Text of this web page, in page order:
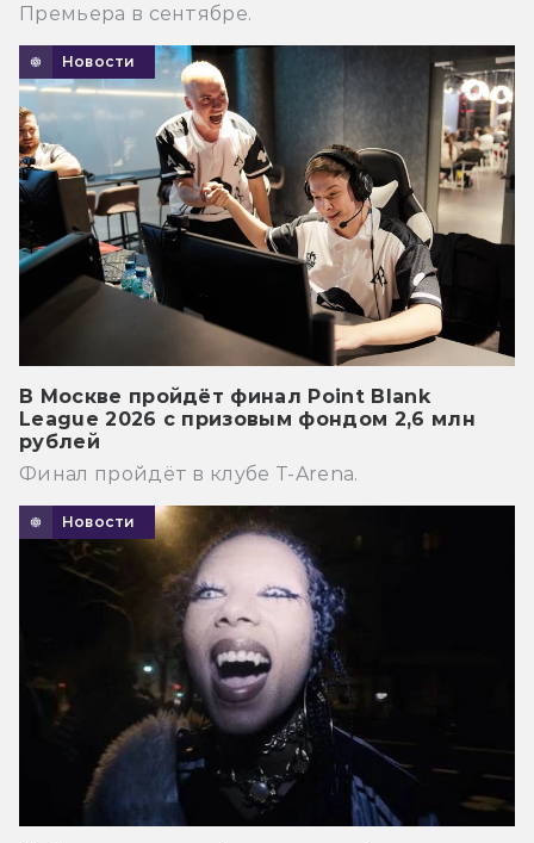
Премьера в сентябре.
Новости
В Москве пройдёт финал Point Blank
League 2026 с призовым фондом 2,6 млн
рублей
Финал пройдёт в клубе T-Arena.
Новости